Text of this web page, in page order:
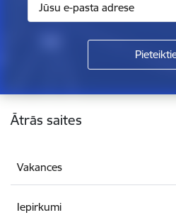
Kājene
Ātrās saites
Vakances
Iepirkumi